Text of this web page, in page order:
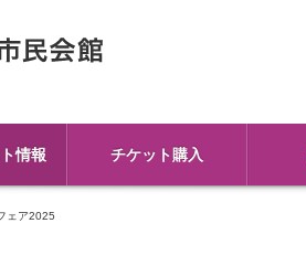
情報 チケット購入
ェア2025